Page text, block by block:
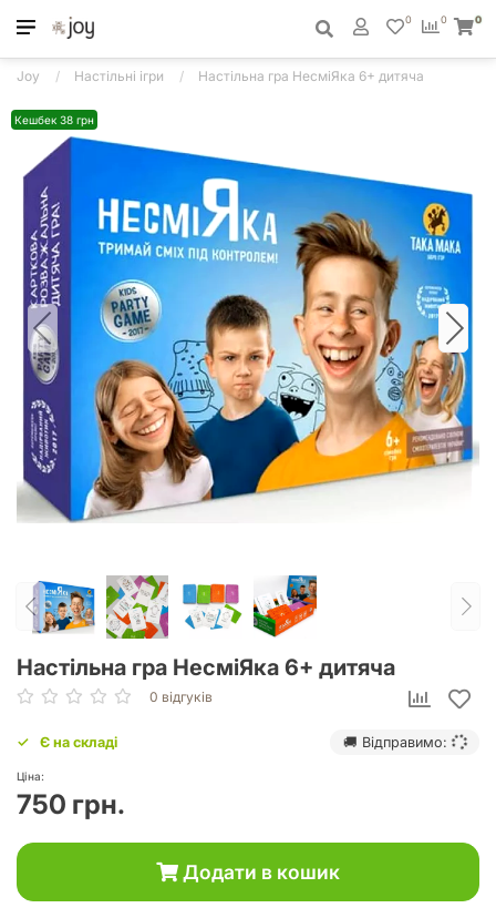
0
0 0
Joy Настільні ігри Настільна гра НесміЯка 6+ дитяча
Кешбек 38 грн
Настільна гра НесміЯка 6+ дитяча
0 відгуків
Є на складі 🚚 Відправимо:
Ціна:
750 грн.
Додати в кошик